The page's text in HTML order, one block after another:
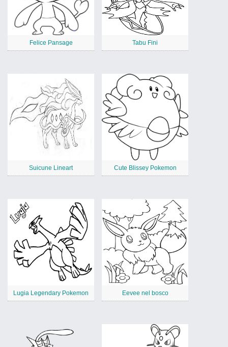
Felice Pansage Tabu Fini
Suicune Lineart Cute Blissey Pokemon
Lugia Legendary Pokemon Eevee nel bosco